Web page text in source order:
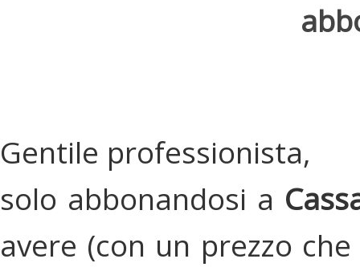
Gentile professionista,
solo abbonandosi a
avere (con un prezzo